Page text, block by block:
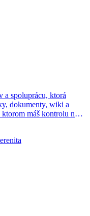
a spoluprácu, ktorá
dokumenty, wiki a
máš kontrolu nad